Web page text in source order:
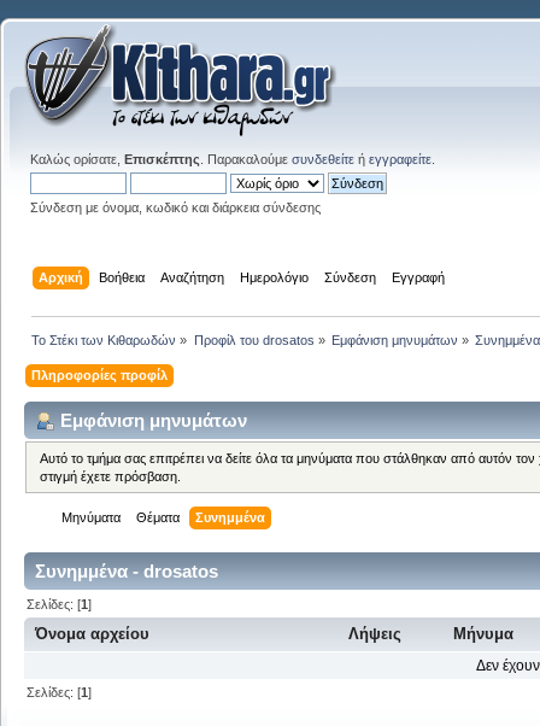
Καλώς ορίσατε, Επισκέπτης . Παρακαλούμε συνδεθείτε ή εγγραφείτε
Σύνδεση με όνομα, κωδικό και διάρκεια σύνδεσης
Αρχική Βοήθεια Αναζήτηση Ημερολόγιο Σύνδεση Εγγραφή
Το Στέκι των Κιθαρωδών » Προφίλ του drosatos » Εμφάνιση μηνυμάτων » Συνημμένα
Πληροφορίες προφίλ
Εμφάνιση μηνυμάτων
Αυτό το τμήμα σας επιτρέπει να δείτε όλα τα μηνύματα που στάλθηκαν από αυτόν
στιγμή έχετε πρόσβαση.
Μηνύματα Θέματα Συνημμένα
Συνημμένα - drosatos
Σελίδες: [1]
Όνομα αρχείου Λήψεις Μήνυμα
Δεν
Σελίδες: [1]